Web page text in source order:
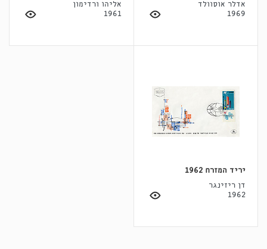
אדלר אוסוולד
1969
אליהו ורדימון
1961
יריד המזרח 1962
דן ריזינגר
1962